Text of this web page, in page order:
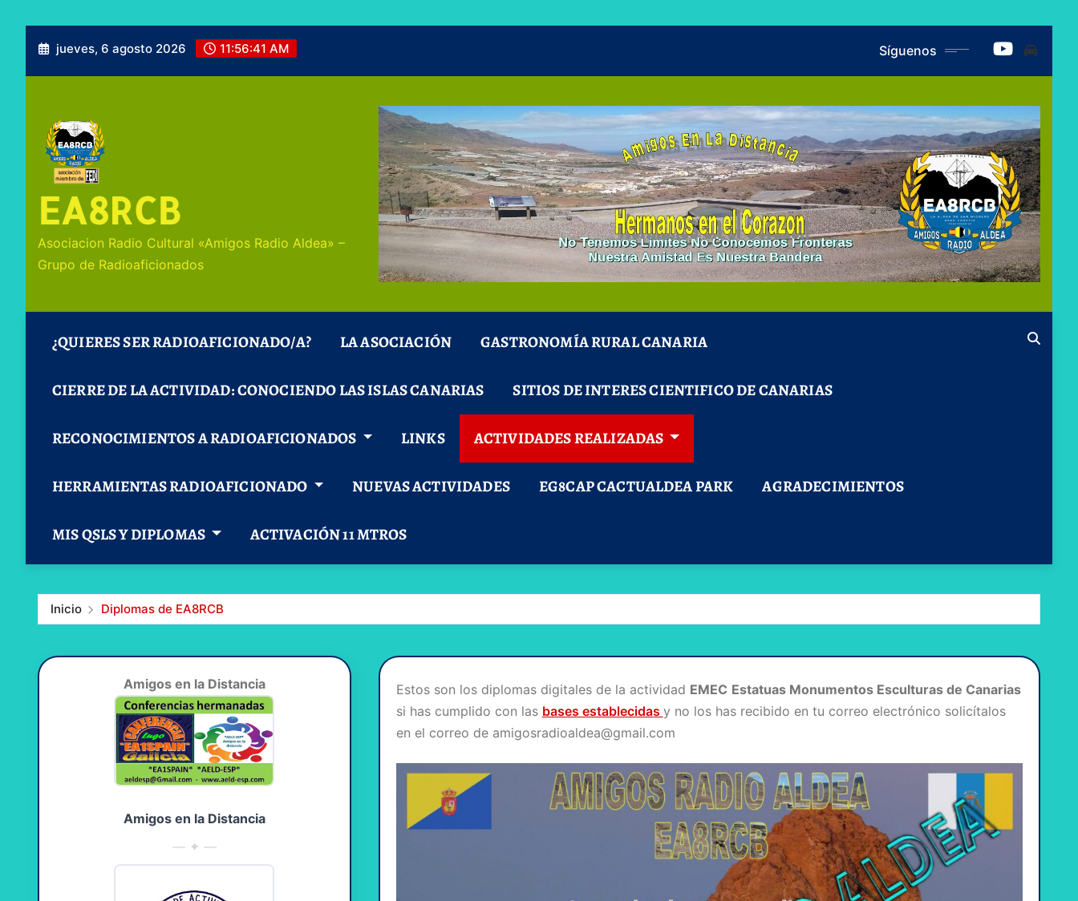
jueves, 6 agosto 2026 11:56:43 AM Síguenos
EA8RCB
Asociacion Radio Cultural «Amigos Radio Aldea» –
Grupo de Radioaficionados
¿QUIERES SER RADIOAFICIONADO/A? LA ASOCIACIÓN GASTRONOMÍA RURAL CANARIA
CIERRE DE LA ACTIVIDAD: CONOCIENDO LAS ISLAS CANARIAS SITIOS DE INTERES CIENTIFICO DE CANARIAS
RECONOCIMIENTOS A RADIOAFICIONADOS LINKS ACTIVIDADES REALIZADAS
HERRAMIENTAS RADIOAFICIONADO NUEVAS ACTIVIDADES EG8CAP CACTUALDEA PARK AGRADECIMIENTOS
MIS QSLS Y DIPLOMAS ACTIVACIÓN 11 MTROS
Inicio Diplomas de EA8RCB
Amigos en la Distancia
Amigos en la Distancia
— ✦ —
Estos son los diplomas digitales de la actividad EMEC Estatuas Monumentos Esculturas de Canarias
si has cumplido con las bases establecidas y no los has recibido en tu correo electrónico solicítalos
en el correo de amigosradioaldea@gmail.com